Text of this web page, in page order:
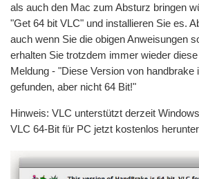
als auch den Mac zum Absturz bringen
"Get 64 bit VLC" und installieren Sie es.
auch wenn Sie die obigen Anweisungen
erhalten Sie trotzdem immer wieder
Meldung - "Diese Version von handbrake
gefunden, aber nicht 64 Bit!"
Hinweis: VLC unterstützt derzeit
VLC 64-Bit für PC jetzt kostenlos